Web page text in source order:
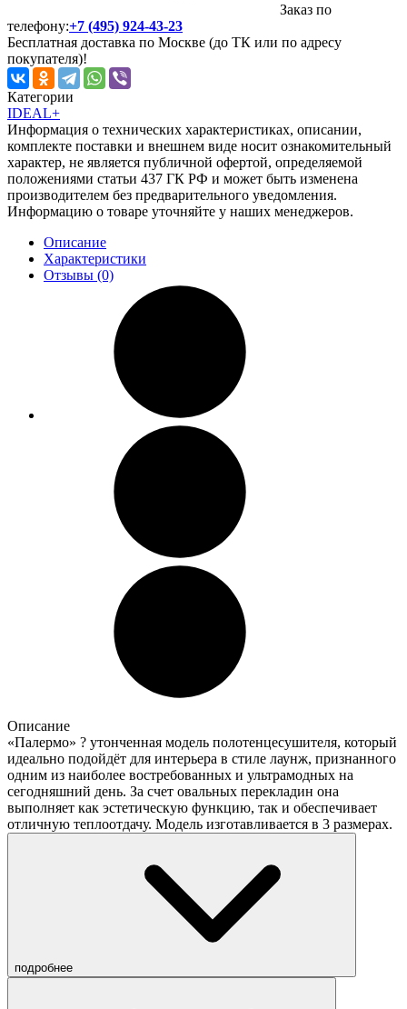
Заказ по
телефону:+7 (495) 924-43-23
Бесплатная доставка по Москве (до ТК или по адресу
покупателя)!
Категории
IDEAL+
Информация о технических характеристиках, описании,
комплекте поставки и внешнем виде носит ознакомительный
характер, не является публичной офертой, определяемой
положениями статьи 437 ГК РФ и может быть изменена
производителем без предварительного уведомления.
Информацию о товаре уточняйте у наших менеджеров.
Описание
Характеристики
Отзывы (0)
Описание
«Палермо» ? утонченная модель полотенцесушителя, который
идеально подойдёт для интерьера в стиле лаунж, признанного
одним из наиболее востребованных и ультрамодных на
сегодняшний день. За счет овальных перекладин она
выполняет как эстетическую функцию, так и обеспечивает
отличную теплоотдачу. Модель изготавливается в 3 размерах.
подробнее